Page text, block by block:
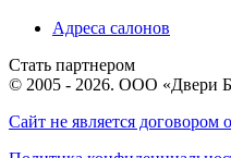
Адреса салонов
Стать партнером
© 2005 - 2026. ООО «Двери
Сайт не является договором